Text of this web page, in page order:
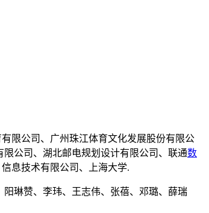
限公司、广州珠江体育文化发展股份有限公
公司、湖北邮电规划设计有限公司、联通数
息技术有限公司、上海大学.
琳赞、李玮、王志伟、张蓓、邓璐、薛瑞